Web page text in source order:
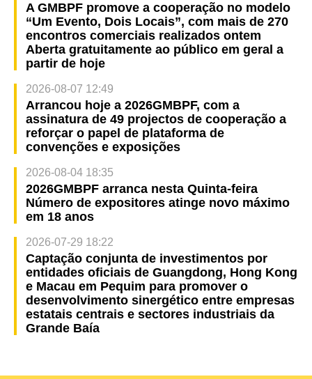
A GMBPF promove a cooperação no modelo
“Um Evento, Dois Locais”, com mais de 270
encontros comerciais realizados ontem
Aberta gratuitamente ao público em geral a
partir de hoje
2026-08-07 12:49
Arrancou hoje a 2026GMBPF, com a
assinatura de 49 projectos de cooperação a
reforçar o papel de plataforma de
convenções e exposições
2026-08-04 18:35
2026GMBPF arranca nesta Quinta-feira
Número de expositores atinge novo máximo
em 18 anos
2026-07-29 18:22
Captação conjunta de investimentos por
entidades oficiais de Guangdong, Hong Kong
e Macau em Pequim para promover o
desenvolvimento sinergético entre empresas
estatais centrais e sectores industriais da
Grande Baía